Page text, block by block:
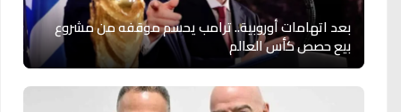
بعد اتهامات أوروبية.. ترامب يحسم موقفه من مشروع
بيع حصص كأس العالم